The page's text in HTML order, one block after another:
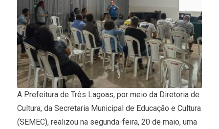
A Prefeitura de Três Lagoas, por meio da Diretoria de
Cultura, da Secretaria Municipal de Educação e Cultura
(SEMEC), realizou na segunda-feira, 20 de maio, uma